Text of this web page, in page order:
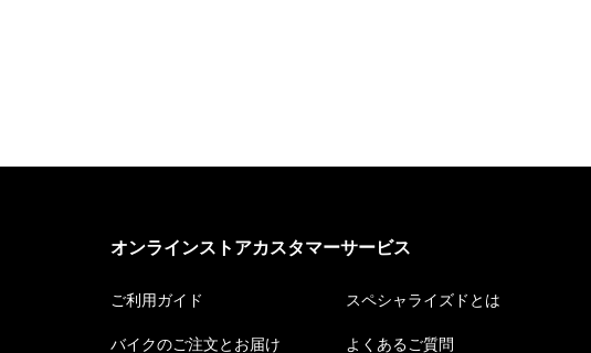
オンラインストアカスタマーサービス
ご利用ガイド
バイクのご注文とお届け
スペシャライズドとは
よくあるご質問